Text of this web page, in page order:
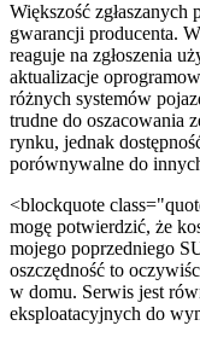
Większość
gwarancji producenta.
reaguje na zgłoszenia
aktualizacje
różnych systemów
trudne do oszacowania
rynku, jednak
porównywalne do
<blockquote
mogę potwierdzić, że
mojego poprzedniego
oszczędność to
w domu. Serwis jest
eksploatacyjnych do